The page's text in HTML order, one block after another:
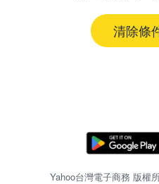
清除條
Yahoo台灣電子商務 版權